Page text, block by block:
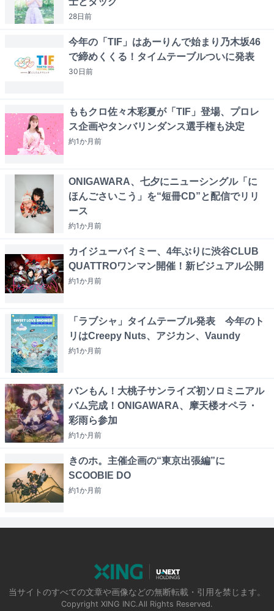
28日前
今年の「TIF」はあーりんで始まり乃木坂46
で締めくくる！タイムテーブルついに発表
30日前
ももクロ佐々木彩夏が「TIF」登場、プロレ
ス企画やタンバリンダンス選手権も決定
約1か月前
ONIGAWARA、七夕にニューシングル「に
ほんごさいこう」を“短冊CD”と配信でリリ
ース
約1か月前
カイジューバイミー、4年ぶりに渋谷CLUB
QUATTROワンマン開催！新ビジュアル公開
約1か月前
「ラブシャ」タイムテーブル発表 今年のト
リはCreepy Nuts、アジカン、Vaundy
約1か月前
バンもん！大桃子サンライズ初ソロミニアル
バム完成！ONIGAWARA、摩天楼オペラ・
彩雨ら参加
約1か月前
きのホ。主催企画の“東京出張編”に
SCOOBIE DO
約1か月前
当サイトのすべての文章や画像などの無断転載・引用を禁じます。
Copyright XING INC.All Rights Reserved.